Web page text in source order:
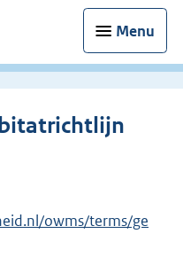
Menu
owms/terms/ge